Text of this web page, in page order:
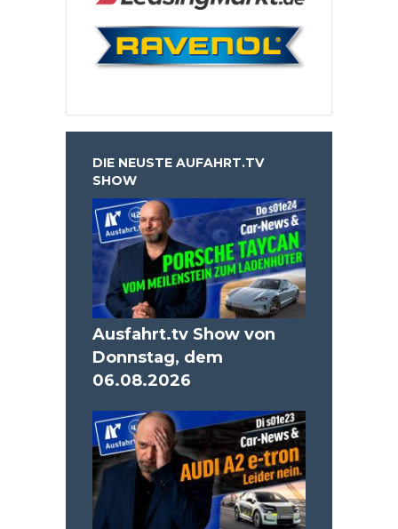
DIE NEUSTE AUFAHRT.TV
SHOW
Ausfahrt.tv Show von
Donnstag, dem
06.08.2026